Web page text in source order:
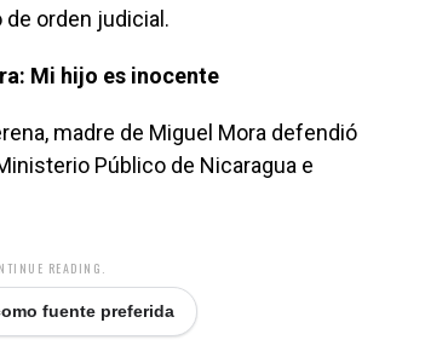
orden judicial.
Mi hijo es inocente
madre de Miguel Mora defendió
Público de Nicaragua e
READING.
fuente preferida